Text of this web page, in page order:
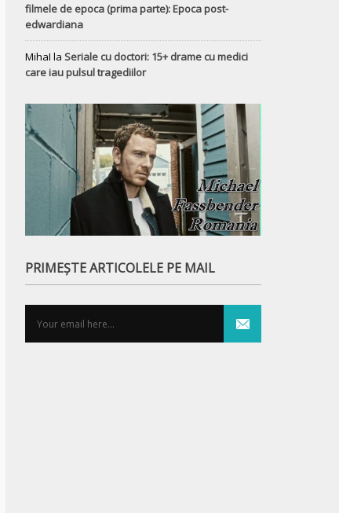
Trailer Snowman (2017)
filmele de epoca (prima parte): Epoca post-
edwardiana
MihaI la Seriale cu doctori: 15+ drame cu medici
care iau pulsul tragediilor
PRIMEȘTE ARTICOLELE PE MAIL